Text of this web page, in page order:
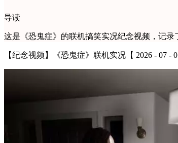
导读
这是《恐鬼症》的联机搞笑实况纪念视频，记录